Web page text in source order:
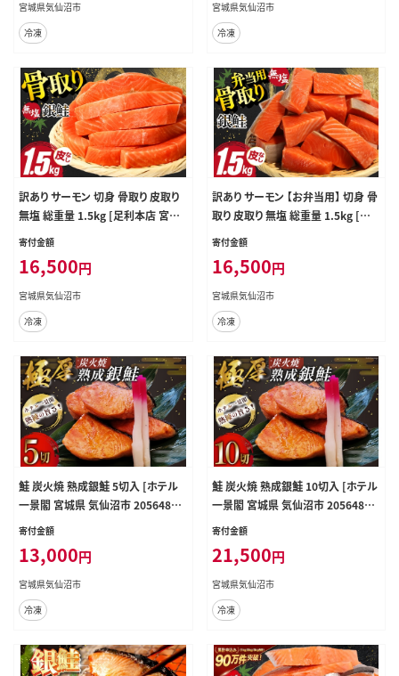
宮城県気仙沼市
冷凍
簡易包装 家庭用 冷凍
宮城県気仙沼市
冷凍
訳あり サーモン 切身 骨取り 皮取り
無塩 総重量 1.5kg [足利本店 宮城
県 気仙沼市 20565974] 魚 魚介類
冷凍 鮭 海鮮 魚介 規格外 不揃い さ
け サケ 鮭切身 シャケ 切り身 サーモ
ン切り身 訳アリ わけあり 簡易包装
家庭用 冷凍
寄付金額
16,500円
宮城県気仙沼市
冷凍
訳あり サーモン 【お弁当用】 切身 骨
取り 皮取り 無塩 総重量 1.5kg [足
利本店 宮城県 気仙沼市 2056597
2] 魚 魚介類 冷凍 鮭 海鮮 魚介 規格
外 不揃い さけ サケ 鮭切身 シャケ
切り身 サーモン切り身 訳アリ わけあ
り 簡易包装 家庭用 冷凍
寄付金額
16,500円
宮城県気仙沼市
冷凍
鮭 炭火焼 熟成銀鮭 5切入 [ホテル
一景閣 宮城県 気仙沼市 2056483
4] 鮭 海鮮 さけ サケ 鮭切身 シャケ
ーモン 銀鮭切り身 魚
寄付金額
13,000円
宮城県気仙沼市
冷凍
鮭 炭火焼 熟成銀鮭 10切入 [ホテル
一景閣 宮城県 気仙沼市 2056483
3] 鮭 海鮮 さけ サケ 鮭切身 シャケ
ーモン 銀鮭切り身 魚
寄付金額
21,500円
宮城県気仙沼市
冷凍